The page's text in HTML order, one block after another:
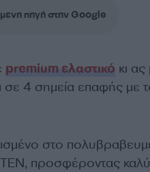
πηγή στην Google
premium ελαστικό κι
σε 4 σημεία επαφής με
στο
προσφέροντας